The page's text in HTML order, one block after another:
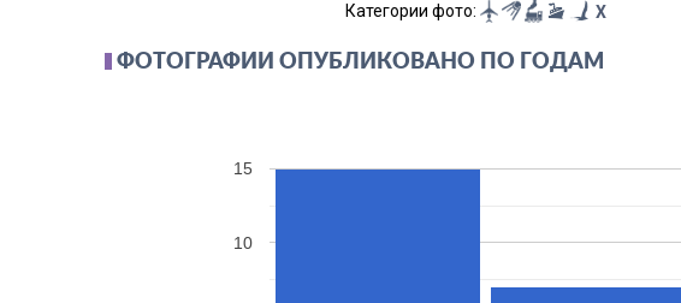
Категории фото:
X
ФОТОГРАФИИ ОПУБЛИКОВАНО ПО ГОДАМ
10
15